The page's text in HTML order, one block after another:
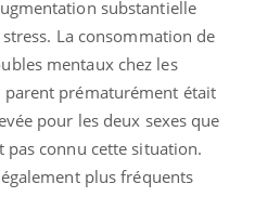
substantielle
La consommation de
mentaux chez les
prématurément était
pour les deux sexes que
pas connu cette situation.
plus fréquents